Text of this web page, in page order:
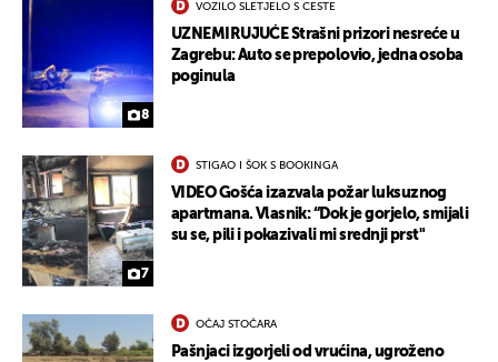
8
VOZILO SLETJELO S CESTE
UZNEMIRUJUĆE Strašni prizori nesreće u
Zagrebu: Auto se prepolovio, jedna osoba
poginula
7
STIGAO I ŠOK S BOOKINGA
VIDEO Gošća izazvala požar luksuznog
apartmana. Vlasnik: “Dok je gorjelo, smijali
su se, pili i pokazivali mi srednji prst"
OČAJ STOČARA
Pašnjaci izgorjeli od vrućina, ugroženo